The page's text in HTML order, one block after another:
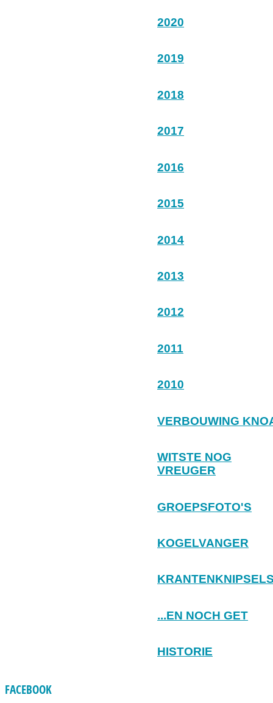
2020
2019
2018
2017
2016
2015
2014
2013
2012
2011
2010
VERBOUWING
WITSTE NOG
VREUGER
GROEPSFOTO'S
KOGELVANGER
...EN NOCH GET
HISTORIE
FACEBOOK